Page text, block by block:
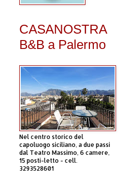
CASANOSTRA
B&B a Palermo
Nel centro storico del
capoluogo siciliano, a due passi
dal Teatro Massimo, 6 camere,
15 posti-letto - cell.
3293528601